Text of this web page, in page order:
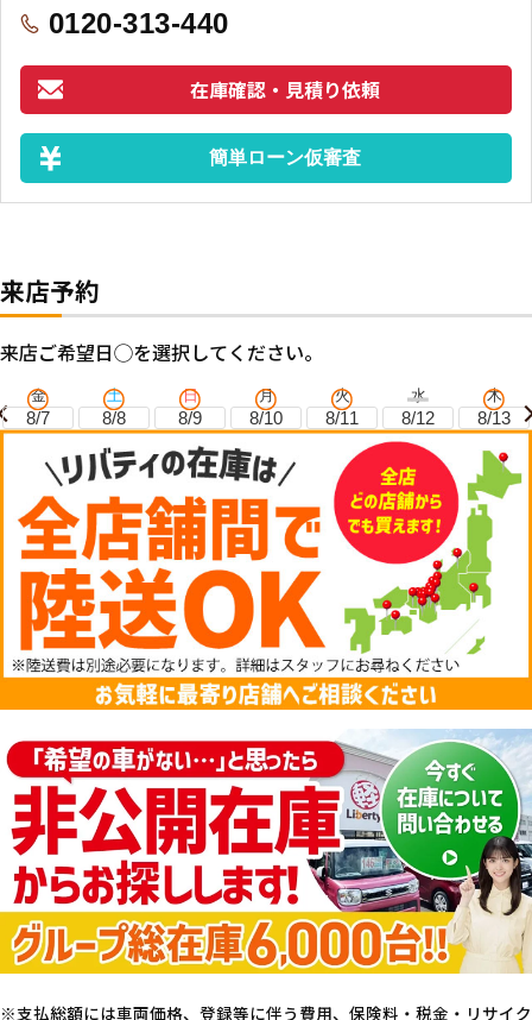
0120-313-440
在庫確認・見積り依頼
簡単ローン仮審査
来店予約
来店ご希望日◯を選択してください。
金
8/7
土
8/8
日
8/9
月
8/10
火
8/11
水
8/12
木
8/13
支払総額には車両価格、登録等に伴う費用、保険料・税金・リサイク